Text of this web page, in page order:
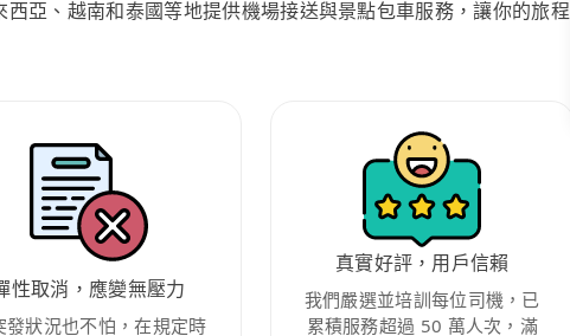
亞、越南和泰國等地提供機場接送與景點包車服務，讓你的旅程
性取消，應變無壓力
發狀況也不怕，在規定時
真實好評，用戶信賴
我們嚴選並培訓每位司機，已
累積服務超過 50 萬人次，滿